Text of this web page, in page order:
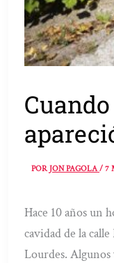
PORJON PAGOLA/7
Hace 10 años un
cavidad de la
Lourdes.